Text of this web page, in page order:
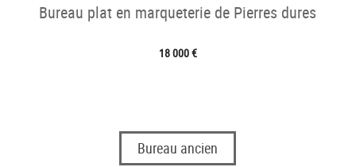
Bureau plat en marqueterie de Pierres dures
18 000 €
Bureau ancien